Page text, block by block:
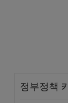
정부정책